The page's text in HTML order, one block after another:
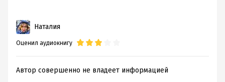
Наталия
Оценил аудиокнигу
Автор совершенно не владеет информацией